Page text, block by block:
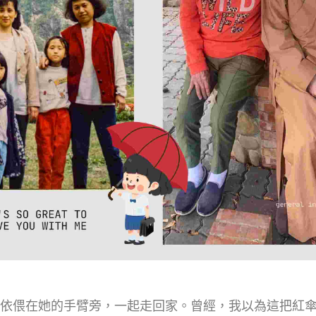
偎在她的手臂旁，一起走回家。曾經，我以為這把紅